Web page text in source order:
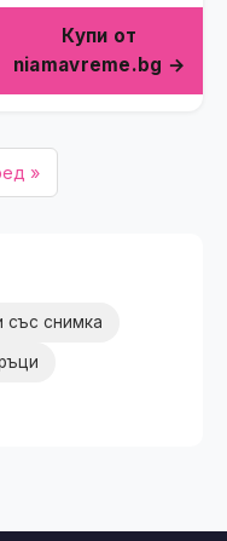
Купи от
niamavreme.bg →
»
със снимка